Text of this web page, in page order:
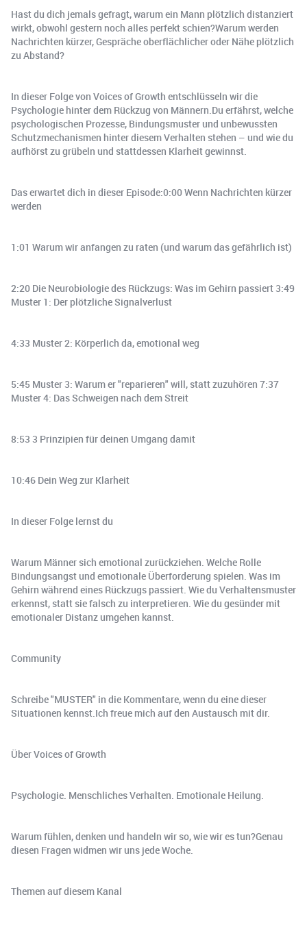
Hast du dich jemals gefragt, warum ein Mann plötzlich distanziert
wirkt, obwohl gestern noch alles perfekt schien?Warum werden
Nachrichten kürzer, Gespräche oberflächlicher oder Nähe plötzlich
zu Abstand?
In dieser Folge von Voices of Growth entschlüsseln wir die
Psychologie hinter dem Rückzug von Männern.Du erfährst, welche
psychologischen Prozesse, Bindungsmuster und unbewussten
Schutzmechanismen hinter diesem Verhalten stehen – und wie du
aufhörst zu grübeln und stattdessen Klarheit gewinnst.
Das erwartet dich in dieser Episode:0:00 Wenn Nachrichten kürzer
werden
1:01 Warum wir anfangen zu raten (und warum das gefährlich ist)
2:20 Die Neurobiologie des Rückzugs: Was im Gehirn passiert 3:49
Muster 1: Der plötzliche Signalverlust
4:33 Muster 2: Körperlich da, emotional weg
5:45 Muster 3: Warum er "reparieren" will, statt zuzuhören 7:37
Muster 4: Das Schweigen nach dem Streit
8:53 3 Prinzipien für deinen Umgang damit
10:46 Dein Weg zur Klarheit
In dieser Folge lernst du
Warum Männer sich emotional zurückziehen. Welche Rolle
Bindungsangst und emotionale Überforderung spielen. Was im
Gehirn während eines Rückzugs passiert. Wie du Verhaltensmuster
erkennst, statt sie falsch zu interpretieren. Wie du gesünder mit
emotionaler Distanz umgehen kannst.
Community
Schreibe "MUSTER" in die Kommentare, wenn du eine dieser
Situationen kennst.Ich freue mich auf den Austausch mit dir.
Über Voices of Growth
Psychologie. Menschliches Verhalten. Emotionale Heilung.
Warum fühlen, denken und handeln wir so, wie wir es tun?Genau
diesen Fragen widmen wir uns jede Woche.
Themen auf diesem Kanal